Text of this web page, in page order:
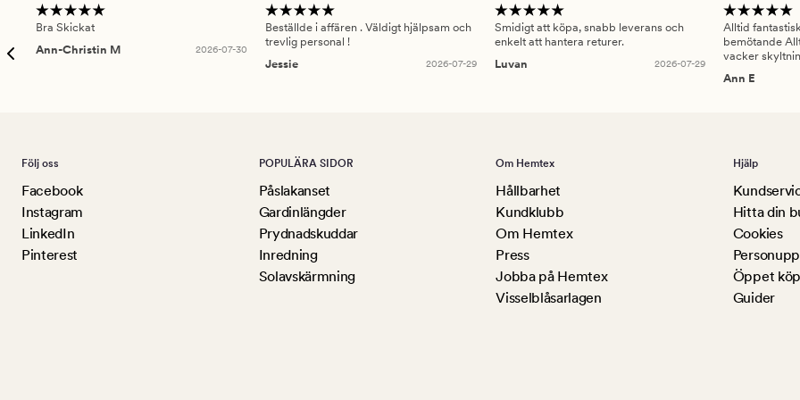
Bra Skickat
Ann-Christin M
2026-07-30
Beställde i affären . Väldigt hjälpsam och
trevlig personal !
Jessie
2026-07-29
Smidigt att köpa, snabb leverans och
enkelt att hantera returer.
Luvan
2026-07-29
Alltid
bemötande
vacker
Ann E
Följ oss
Facebook
Instagram
LinkedIn
Pinterest
POPULÄRA SIDOR
Påslakanset
Gardinlängder
Prydnadskuddar
Inredning
Solavskärmning
Om Hemtex
Hållbarhet
Kundklubb
Om Hemtex
Press
Jobba på Hemtex
Visselblåsarlagen
Hjälp
Hitta din
Cookies
Öppet
Guider